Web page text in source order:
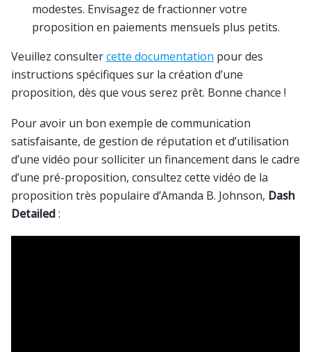
modestes. Envisagez de fractionner votre
proposition en paiements mensuels plus petits.
Veuillez consultercette documentation pour des
instructions spécifiques sur la création d’une
proposition, dès que vous serez prêt. Bonne chance !
Pour avoir un bon exemple de communication
satisfaisante, de gestion de réputation et d’utilisation
d’une vidéo pour solliciter un financement dans le cadre
d’une pré-proposition, consultez cette vidéo de la
proposition très populaire d’Amanda B. Johnson, Dash
Detailed: